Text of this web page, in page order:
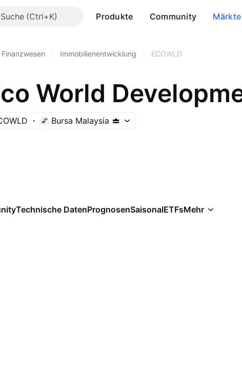
Suche Produkte Community Märkte
Finanzwesen Immobilienentwicklung ECOWLD
World
Bursa Malaysia
Technische DatenPrognosenSaisonalETFsMehr